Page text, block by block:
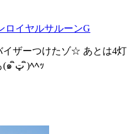
ロイヤルサルーンG
イザーつけたゾ☆ あとは4灯
化キットや灯火類フルLED化も(๑ ิټ ิ)ﾍﾍｯ